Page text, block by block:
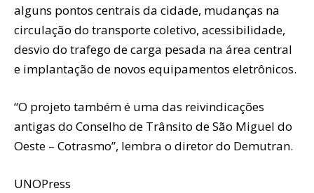
alguns pontos centrais da cidade, mudanças na
circulação do transporte coletivo, acessibilidade,
desvio do trafego de carga pesada na área central
e implantação de novos equipamentos eletrônicos.
“O projeto também é uma das reivindicações
antigas do Conselho de Trânsito de São Miguel do
Oeste – Cotrasmo”, lembra o diretor do Demutran.
UNOPress